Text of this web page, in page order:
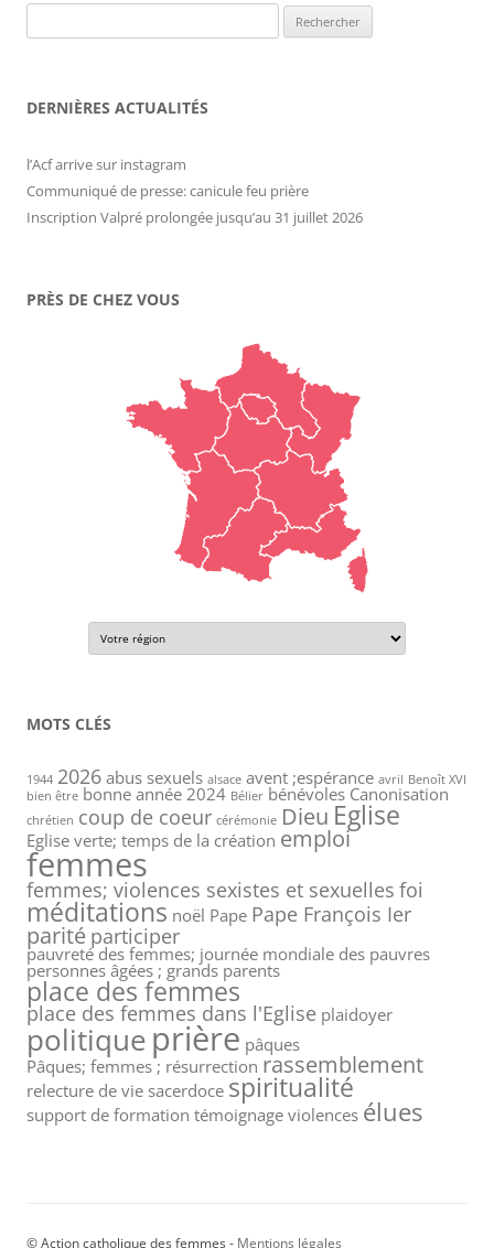
DERNIÈRES ACTUALITÉS
l’Acf arrive sur instagram
Communiqué de presse: canicule feu prière
Inscription Valpré prolongée jusqu’au 31 juillet 2026
PRÈS DE CHEZ VOUS
MOTS CLÉS
1944 2026 abus sexuels alsace avent ;espérance avril Benoît XVI
bien être bonne année 2024 Bélier bénévoles Canonisation
chrétien coup de coeur cérémonie Dieu Eglise
Eglise verte; temps de la création emploi
femmes
femmes; violences sexistes et sexuelles foi
méditations noël Pape Pape François Ier
parité participer
pauvreté des femmes; journée mondiale des pauvres
personnes âgées ; grands parents
place des femmes
place des femmes dans l'Eglise plaidoyer
politique prière pâques
Pâques; femmes ; résurrection rassemblement
relecture de vie sacerdoce spiritualité
support de formation témoignage violences élues
© Action catholique des femmes - Mentions légales